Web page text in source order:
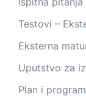
Testovi –
Eksterna
Uputstvo za
Plan i